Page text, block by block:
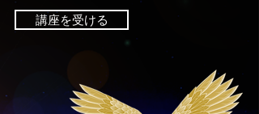
講座を受ける